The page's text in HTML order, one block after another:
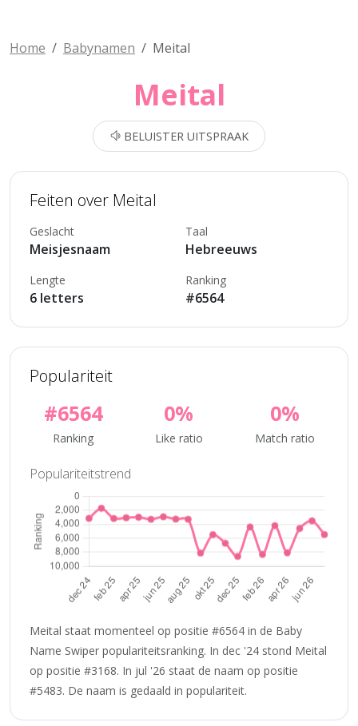
Home Babynamen Meital
Meital
BELUISTER UITSPRAAK
Feiten over Meital
Geslacht
Meisjesnaam
Taal
Hebreeuws
Lengte
6 letters
Ranking
#6564
Populariteit
#6564
Ranking
0%
Like ratio
0%
Match ratio
Populariteitstrend
Meital staat momenteel op positie #6564 in de Baby
Name Swiper populariteitsranking. In dec '24 stond Meital
op positie #3168. In jul '26 staat de naam op positie
#5483. De naam is gedaald in populariteit.